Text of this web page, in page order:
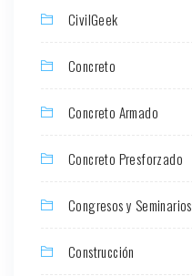
CivilGeek
Concreto
Concreto Armado
Concreto Presforzado
Congresos y Seminarios
Construcción